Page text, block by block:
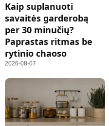
Kaip suplanuoti
savaitės garderobą
per 30 minučių?
Paprastas ritmas be
rytinio chaoso
2026-08-07